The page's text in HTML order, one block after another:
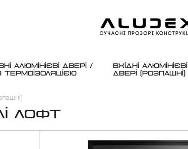
АЛЮМІНІЄВІ ДВЕРІ /
ТЕРМОІЗОЛЯЦІЄЮ
ВХІДНІ АЛЮМІНІЄВІ
ДВЕРІ (РОЗПАШНІ)
ЛОФТ